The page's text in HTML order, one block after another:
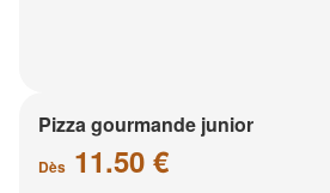
Pizza gourmande junior
Dès 11.50 €